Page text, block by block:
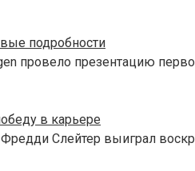
подробности
провело презентацию
в карьере
Слейтер выиграл